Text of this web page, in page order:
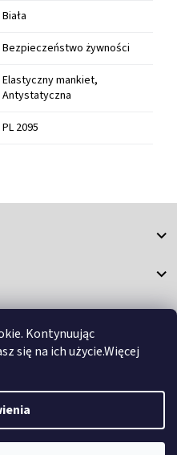
Kontynuując
się na ich użycie.Więcej
Biała
Bezpieczeństwo żywności
Elastyczny mankiet,
Antystatyczna
PL 2095
cookie